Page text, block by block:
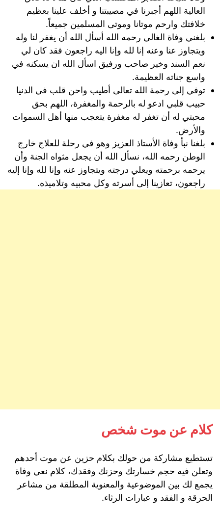
العالية اللهم أجبرنا في مصيبتنا و أخلف علينا بعظيم
خلافتك وارحم موتانا وموتى المسلمين جميعاً.
بلغني وفاة الغالي رحمه الله أسأل الله أن يغفر لنا وله
ويتجاوز عنا وعنه إنا لله وإنا اليه راجعون فقد كان لي
نعم السند وخير صاحب ورفيق اسأل الله ان يسكنه في
واسع جناته العظيمة.
توفي إلى رحمة الله تعالى أطيب واحن قلب في الدنيا
حبيب قلبي ادعو له بالرحمة والمغفرة، اللهم بحق
محبتي له أن تغفر له مغفرة يتعجب منها أهل السموات
والأرض.
بلغنا نبأ وفاة الأستاذ العزيز وهو في رحلة للعلاج خارج
الوطن رحمه الله، نسأل الله أن يجعل مثواه الجنة وأن
يرحمه برحمته ويعلي درجته ويتجاوز عنه وإنا لله وإنا إليه
راجعون، تعازينا إلى أسرته وكل محبيه وتلاميذه.
كلام عن موت شخص
تستطيع مشاركة من حولك بكلام حزين عن موت أحدهم
وتعلن فيه حجم خسارتك وحزنك وفقدك، كلام نعي وفاة
يجمع لك بين الموضوعية والمعنوية المطلقة من مشاعر
الحرقة و الفقد و عبارات الرثاء.